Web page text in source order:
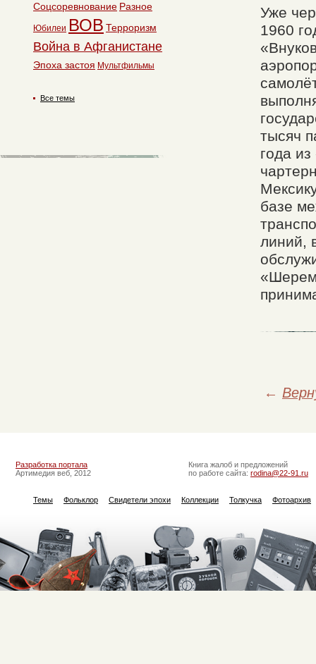
Уже
1960
тысяч
года
базе
линий,
←
Соцсоревнование Разное
Юбилеи ВОВ Терроризм
Война в Афганистане
Эпоха застоя Мультфильмы
Все темы
Разработка портала
Артимедия веб, 2012
Книга жалоб и предложений
по работе сайта: rodina@22-91.ru
Темы Фольклор Свидетели эпохи Коллекции Толкучка Фотоархив